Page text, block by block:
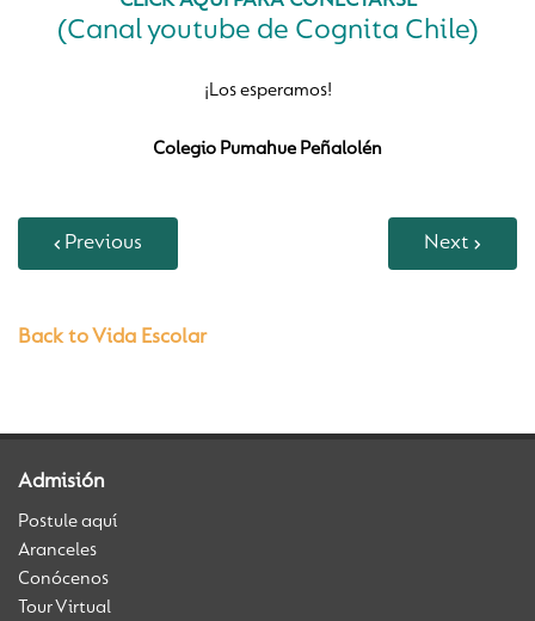
(Canal youtube de Cognita Chile)
¡Los esperamos!
Colegio Pumahue Peñalolén
Previous Next
Back to Vida Escolar
Admisión
Postule aquí
Aranceles
Conócenos
Tour Virtual